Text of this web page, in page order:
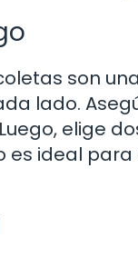
son
lado.
elige
ideal